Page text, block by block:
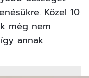
Közel 10
még nem
annak